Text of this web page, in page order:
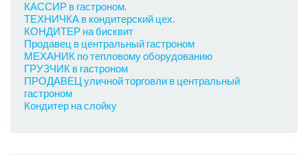
КАССИР в гастроном.
ТЕХНИЧКА в кондитерский цех.
КОНДИТЕР на бисквит
Продавец в центральный гастроном
МЕХАНИК по тепловому оборудованию
ГРУЗЧИК в гастроном
ПРОДАВЕЦ уличной торговли в центральный
гастроном
Кондитер на слойку